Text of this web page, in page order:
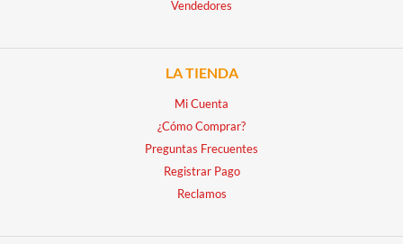
Vendedores
LA TIENDA
Mi Cuenta
¿Cómo Comprar?
Preguntas Frecuentes
Registrar Pago
Reclamos